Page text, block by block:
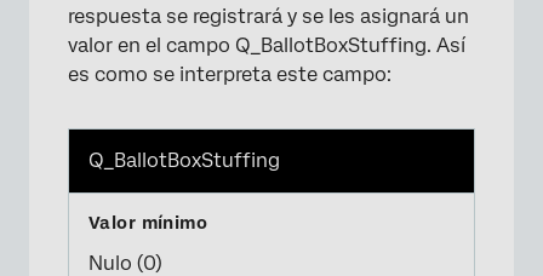
respuesta se registrará y se les asignará un
valor en el campo Q_BallotBoxStuffing. Así
es como se interpreta este campo:
Q_BallotBoxStuffing
Nulo (0)